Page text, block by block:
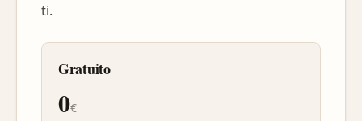
ti.
Gratuito
0€